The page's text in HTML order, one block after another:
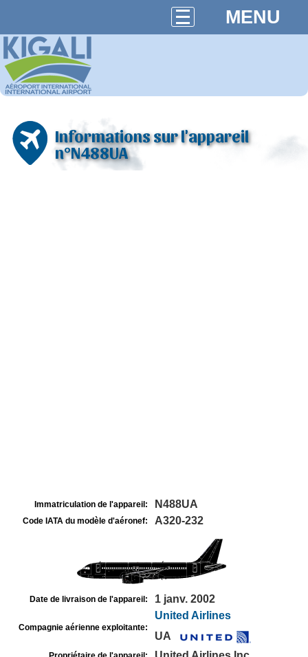
MENU
Informations sur l'appareil
n°N488UA
Immatriculation de l'appareil: N488UA
Code IATA du modèle d'aéronef: A320-232
Date de livraison de l'appareil: 1 janv. 2002
Compagnie aérienne exploitante:
United Airlines
UA